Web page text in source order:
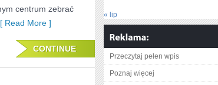
centrum zebrać
[ Read More ]
CONTINUE
« lip
Przeczytaj pełen wpis
Poznaj więcej